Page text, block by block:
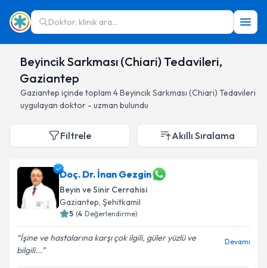
Doktor, klinik ara...
Beyincik Sarkması (Chiari) Tedavileri,
Gaziantep
Gaziantep içinde toplam 4Beyincik Sarkması (Chiari) Tedavileri
uygulayan doktor - uzman bulundu
Filtrele Akıllı Sıralama
Doç. Dr. İnan Gezgin
Beyin ve Sinir Cerrahisi
Gaziantep, Şehitkamil
5 (4 Değerlendirme)
İşine ve hastalarına karşı çok ilgili, güler yüzlü ve
bilgili...
Devamı